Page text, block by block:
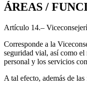
ÁREAS /
Artículo 14.–
Corresponde a la
seguridad vial, así como el
personal y los servicios
A tal efecto, además de